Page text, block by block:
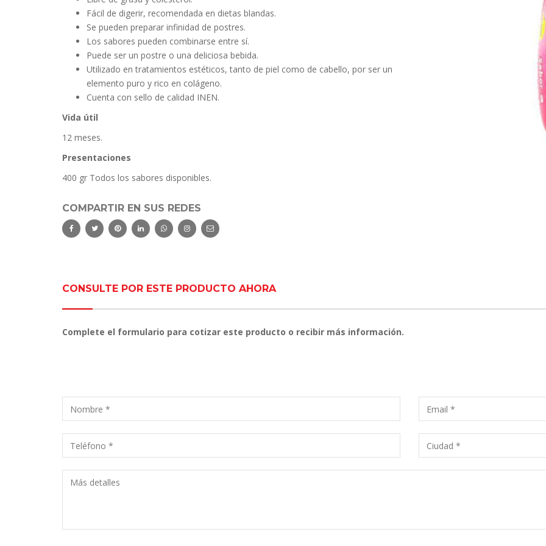
Fácil de digerir, recomendada en dietas blandas.
Se pueden preparar infinidad de postres.
Los sabores pueden combinarse entre sí.
Puede ser un postre o una deliciosa bebida.
Utilizado en tratamientos estéticos, tanto de piel como de cabello, por ser un
elemento puro y rico en colágeno.
Cuenta con sello de calidad INEN.
Vida útil
12 meses.
Presentaciones
400 gr Todos los sabores disponibles.
COMPARTIR EN SUS REDES
CONSULTE POR ESTE PRODUCTO AHORA
Complete el formulario para cotizar este producto o recibir más información.